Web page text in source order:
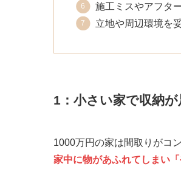
施工ミスやアフタ
立地や周辺環境を
1：小さい家で収納
1000万円の家は間取りがコ
家中に物があふれてしまい